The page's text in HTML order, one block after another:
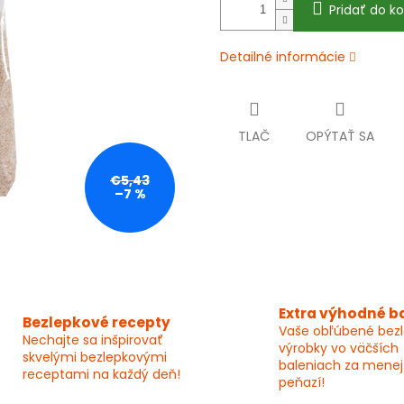
€5,43
–7 %
Pridať do
Detailné informácie
TLAČ OPÝTAŤ SA
Bezlepkové recepty
Nechajte sa inšpirovať
skvelými bezlepkovými
receptami na každý deň!
Extra výhodné
Vaše obľúbené
výrobky vo väčších
baleniach za menej
peňazí!